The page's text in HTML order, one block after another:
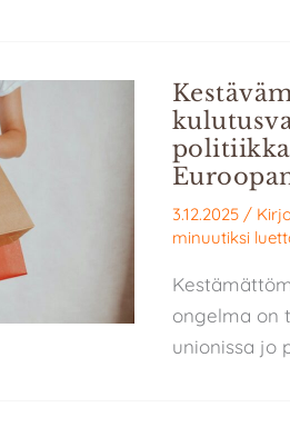
3.12.2025 /
minuutiksi
ongelma on
unionissa jo